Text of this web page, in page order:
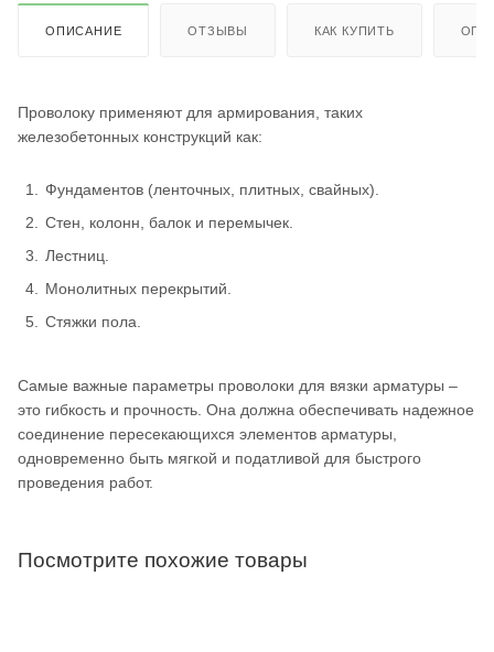
ОПИСАНИЕ ОТЗЫВЫ КАК КУПИТЬ
Проволоку применяют для армирования, таких
железобетонных конструкций как:
Фундаментов (ленточных, плитных, свайных).
Стен, колонн, балок и перемычек.
Лестниц.
Монолитных перекрытий.
Стяжки пола.
Самые важные параметры проволоки для вязки арматуры –
это гибкость и прочность. Она должна обеспечивать надежное
соединение пересекающихся элементов арматуры,
одновременно быть мягкой и податливой для быстрого
проведения работ.
Посмотрите похожие товары